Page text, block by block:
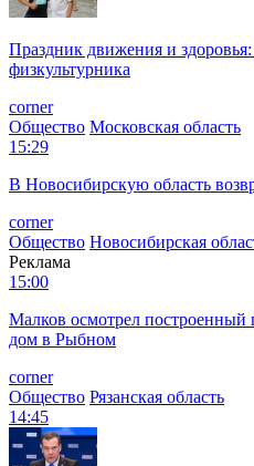
Праздник движения и
физкультурника
corner
Общество Московская область
15:29
В Новосибирскую область
corner
Общество Новосибирская
Реклама
15:00
Малков осмотрел построенный
дом в Рыбном
corner
Общество Рязанская область
14:45